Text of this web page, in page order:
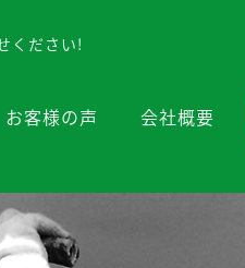
ください!
お客様の声 会社概要